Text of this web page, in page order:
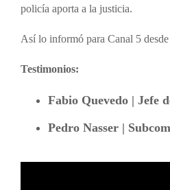
policía aporta a la justicia.
Así lo informó para Canal 5
Testimonios:
Fabio Quevedo | Jefe
Pedro Nasser |